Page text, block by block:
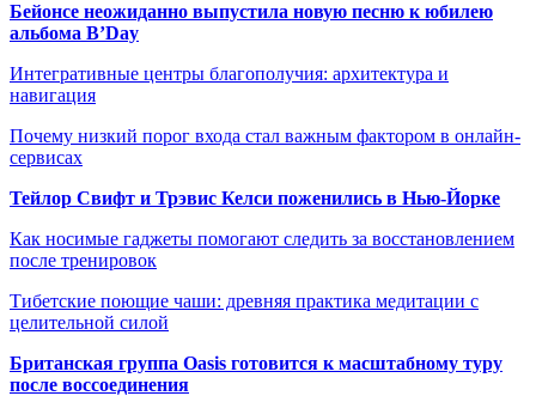
Бейонсе неожиданно выпустила новую песню к юбилею
альбома B’Day
Интегративные центры благополучия: архитектура и
навигация
Почему низкий порог входа стал важным фактором в онлайн-
сервисах
Тейлор Свифт и Трэвис Келси поженились в Нью-Йорке
Как носимые гаджеты помогают следить за восстановлением
после тренировок
Тибетские поющие чаши: древняя практика медитации с
целительной силой
Британская группа Oasis готовится к масштабному туру
после воссоединения